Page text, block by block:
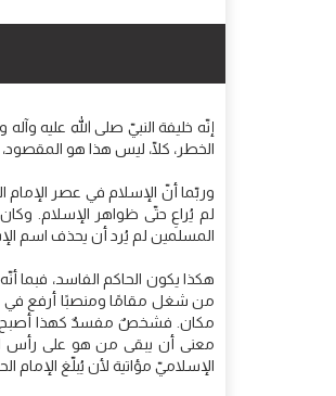
إنّه خليفة النبيّ صلى الله عليه
الخطر، كلّا، ليس هذا هو
وربّما أنّ الإسلام في عصر
لم يُراعِ حتّى ظواهر الإسلام.
المسلمين لم يُرد أن يحذف اسم
هكذا يكون الحاكم الفاسد، فبما
من شغل مقامًا ومنصبًا أرفع في
مكان. فشخصٌ مفسدٌ كهذا أصبح
معنى أن يبقى من هو على رأس
الإسلاميّ مؤاتية لأن يُبلّغ الإمام